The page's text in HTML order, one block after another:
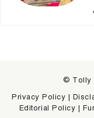
© Tolly
Privacy Policy |
Editorial Policy |